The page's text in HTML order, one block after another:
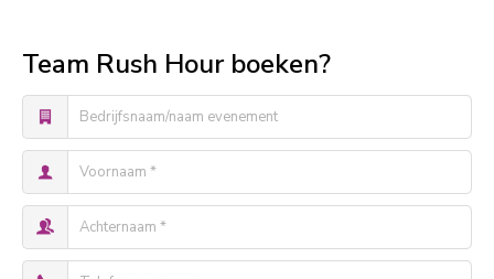
Team Rush Hour boeken?